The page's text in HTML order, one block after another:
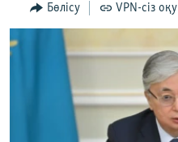
Search
ӘЛЕМ
АРНАЙЫ ЖОБАЛАР
ЖАЗЫЛЫҢЫЗ
Бөлісу VPN-сіз оқу